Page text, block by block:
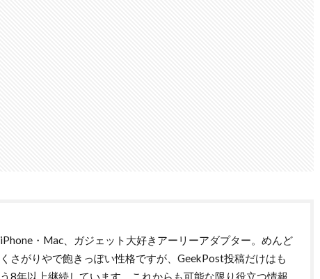
iPhone・Mac、ガジェット大好きアーリーアダプター。めんど
くさがりやで飽きっぽい性格ですが、GeekPost投稿だけはも
う8年以上継続しています。これからも可能な限り役立つ情報